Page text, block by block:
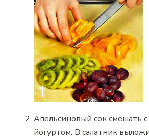
Апельсиновый сок смешать
йогуртом. В салатник